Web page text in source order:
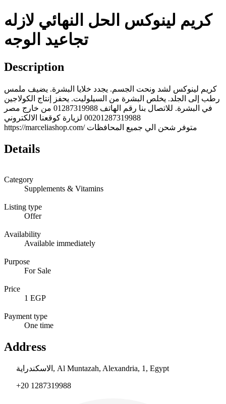
كريم لينوكس الحل النهائي لازله
تجاعيد الوجه
Description
كريم لينوكس لشد ونحت الجسم. يجدد خلايا البشرة. يضيف ملمس
رطب إلى الجلد. يخلص البشرة من السيلوليت. يحفز إنتاج الكولاجين
في البشرة. للاتصال بنا رقم الهاتف 01287319988 من خارج مصر
00201287319988 لزيارة كوقعنا الالكتروني
https://marceliashop.com/ متوفر شحن الي جميع المحافظات
Details
Category
Supplements & Vitamins
Listing type
Offer
Availability
Available immediately
Purpose
For Sale
Price
1 EGP
Payment type
One time
Address
الاسكندراية, Al Muntazah, Alexandria, 1, Egypt
+20 1287319988